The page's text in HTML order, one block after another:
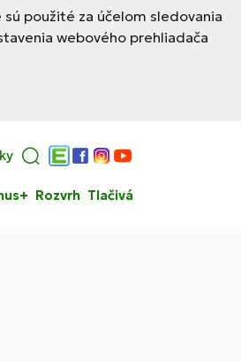
použité za účelom sledovania
webového prehliadača
Edupage
Facebook
Instagram
YouTube
Rozvrh Tlačivá